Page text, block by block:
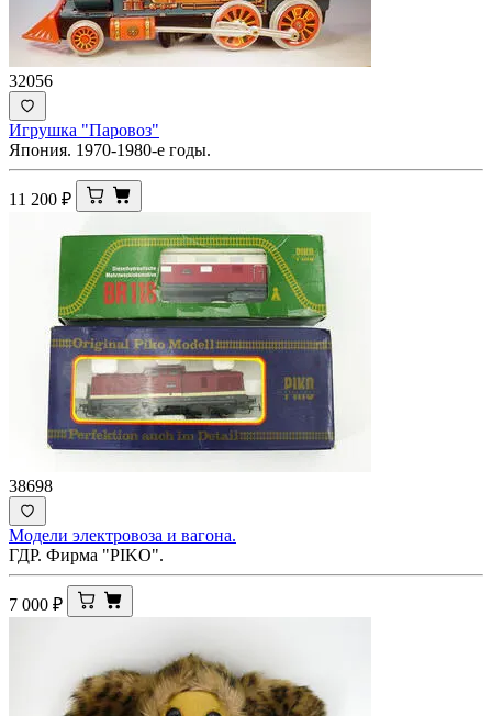
32056
Игрушка "Паровоз"
Япония. 1970-1980-е годы.
11 200 ₽
38698
Модели электровоза и вагона.
ГДР. Фирма "PIKO".
7 000 ₽